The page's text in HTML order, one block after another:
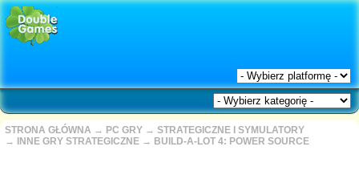
STRONA GŁÓWNA → PC GRY → STRATEGICZNE I SYMULATORY
→
INNE GRY STRATEGICZNE → BUILD-A-LOT 4: POWER SOURCE